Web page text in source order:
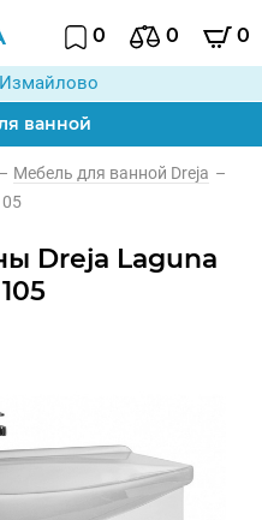
0 0 0
ванной
– Мебель для ванной Dreja –
Dreja Laguna